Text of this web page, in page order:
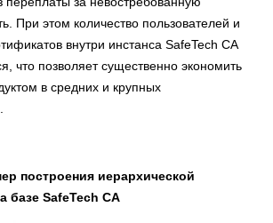
При этом количество пользователей и
внутри инстанса SafeTech CA
что позволяет существенно экономить
в средних и крупных
построения иерархической
базе SafeTech CA